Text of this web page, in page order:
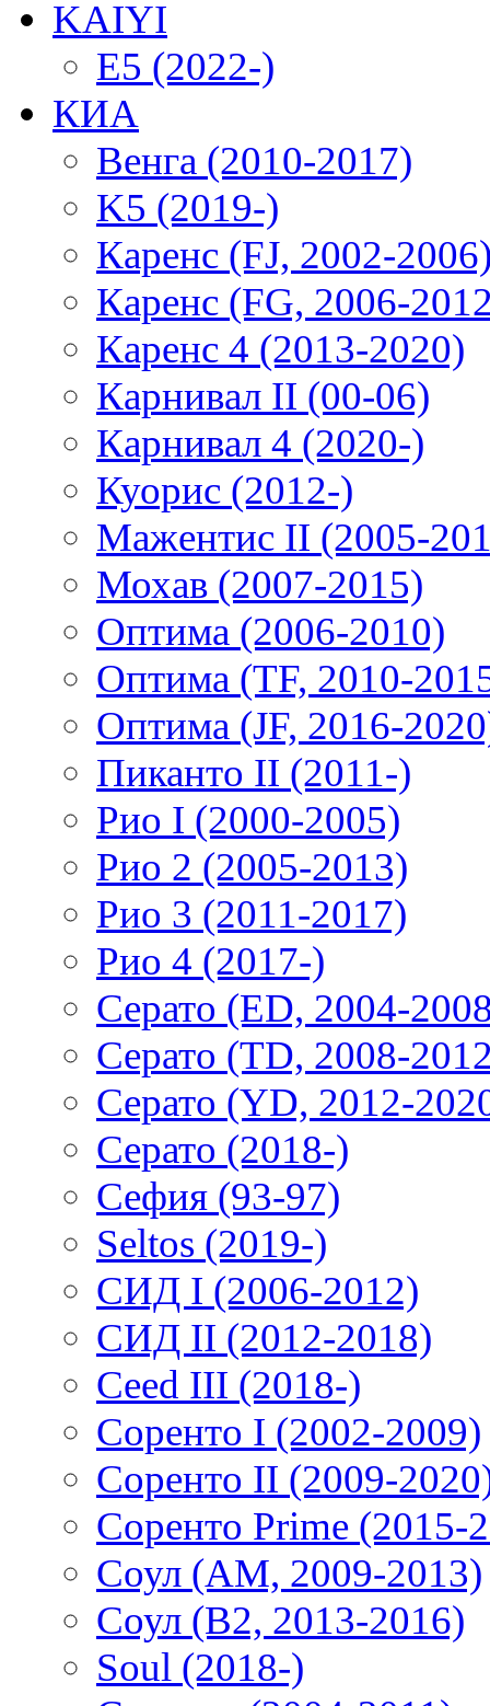
KAIYI
E5 (2022-)
КИА
Венга (2010-2017)
K5 (2019-)
Каренс (FJ, 2002-
Каренс (FG, 2006-
Каренс 4 (2013-2020)
Карнивал II (00-06)
Карнивал 4 (2020-)
Куорис (2012-)
Мажентис II (2005-
Мохав (2007-2015)
Оптима (2006-2010)
Оптима (TF, 2010-
Оптима (JF, 2016-
Пиканто II (2011-)
Рио I (2000-2005)
Рио 2 (2005-2013)
Рио 3 (2011-2017)
Рио 4 (2017-)
Серато (ED, 2004-
Серато (TD, 2008-
Серато (YD, 2012-
Серато (2018-)
Сефия (93-97)
Seltos (2019-)
СИД I (2006-2012)
СИД II (2012-2018)
Ceed III (2018-)
Соренто I (2002-2009)
Соренто II (2009-
Соренто Prime (2015-
Соул (AM, 2009-2013)
Соул (B2, 2013-2016)
Soul (2018-)